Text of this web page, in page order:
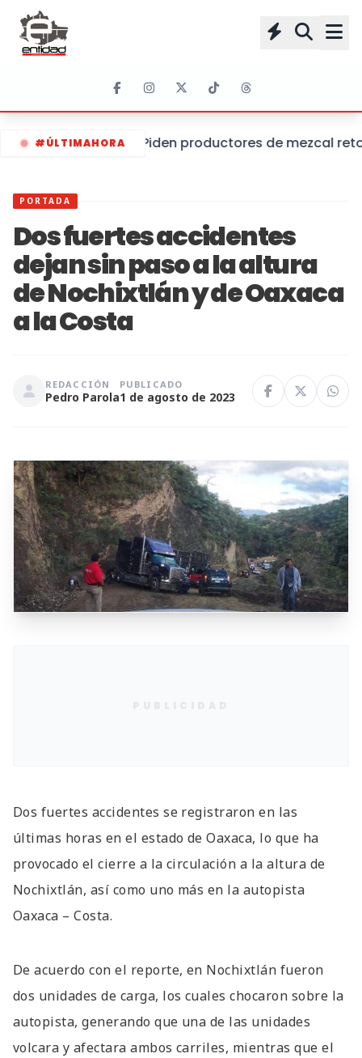
#ÚLTIMAHORA Piden productores de mezcal
PORTADA
Dos fuertes accidentes
dejan sin paso a la altura
de Nochixtlán y de Oaxaca
a la Costa
REDACCIÓN
Pedro Parola
PUBLICADO
1 de agosto de 2023
Dos fuertes accidentes se registraron en las
últimas horas en el estado de Oaxaca, lo que ha
provocado el cierre a la circulación a la altura de
Nochixtlán, así como uno más en la autopista
Oaxaca – Costa.
De acuerdo con el reporte, en Nochixtlán fueron
dos unidades de carga, los cuales chocaron sobre la
autopista, generando que una de las unidades
volcara y afectara ambos carriles, mientras que el